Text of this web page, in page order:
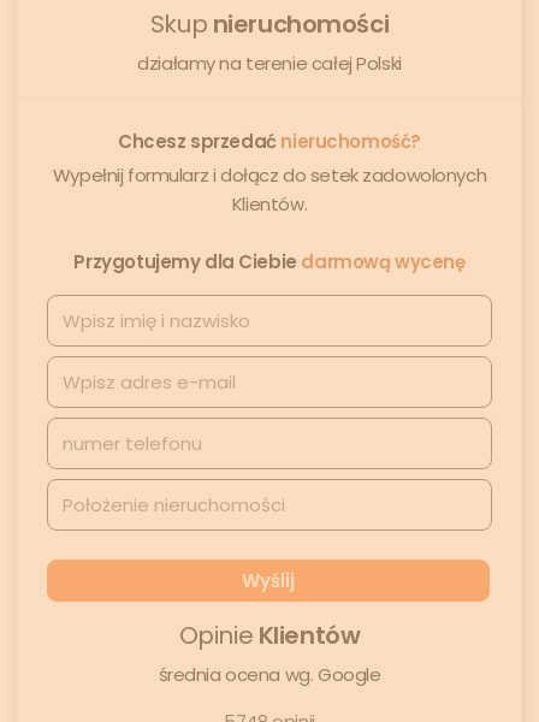
Skup nieruchomości
działamy na terenie całej Polski
Chcesz sprzedaćnieruchomość?
Wypełnij formularz i dołącz do setek zadowolonych
Klientów.
Przygotujemy dla Ciebie darmową wycenę
Opinie Klientów
średnia ocena wg. Google